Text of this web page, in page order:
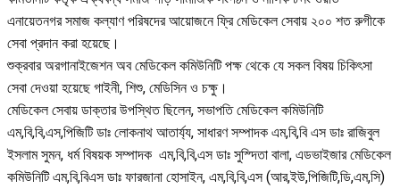
এনায়েতনগর সমাজ কল্যাণ পরিষদের আয়োজনে ফ্রি মেডিকেল সেবায় ২০০ শত রুগীকে
সেবা প্রদান করা হয়েছে।
শুক্রবার অরগানাইজেশন অব মেডিকেল কমিউনিটি পক্ষ থেকে যে সকল বিষয় চিকিৎসা
সেবা দেওয়া হয়েছে গাইনী, শিশু, মেডিসিন ও চক্ষু।
মেডিকেল সেবায় ডাক্তার উপস্থিত ছিলেন, সভাপতি মেডিকেল কমিউনিটি
এম,বি,বি,এস,পিজিটি ডাঃ লোকনাথ আতার্য্য, সাধারণ সম্পাদক এম,বি,বি এস ডাঃ রাজিবুল
ইসলাম সুমন, ধর্ম বিষয়ক সম্পাদক এম,বি,বি,এস ডাঃ সুস্দিতা বালা, এডভাইজার মেডিকেল
কমিউনিটি এম,বি,বিএস ডাঃ ফারজানা হোসাইন, এম,বি,বি,এস (আর,ইউ,পিজিটি,ডি,এম,সি)